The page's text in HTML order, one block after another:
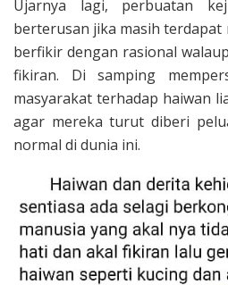
Ujarnya lagi, perbuatan
berterusan jika masih terdapat
berfikir dengan rasional
fikiran. Di samping
masyarakat terhadap haiwan
agar mereka turut diberi
normal di dunia ini.